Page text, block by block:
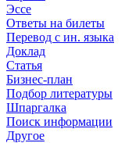
Эссе
Ответы на билеты
Перевод с ин. языка
Доклад
Статья
Бизнес-план
Подбор литературы
Шпаргалка
Поиск информации
Другое